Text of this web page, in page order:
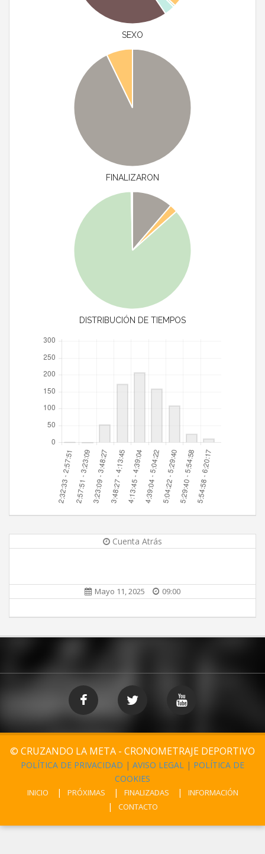
SEXO
FINALIZARON
DISTRIBUCIÓN DE TIEMPOS
Cuenta Atrás
Mayo 11, 2025 09:00
© CRUZANDO LA META - CRONOMETRAJE DEPORTIVO
POLÍTICA DE PRIVACIDAD | AVISO LEGAL | POLÍTICA DE
COOKIES
INICIO PRÓXIMAS FINALIZADAS
INFORMACIÓN
CONTACTO